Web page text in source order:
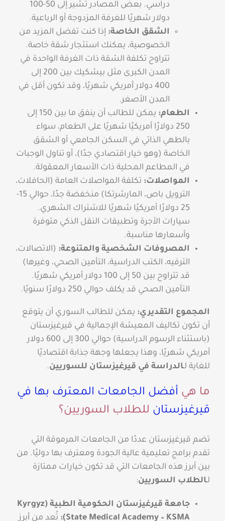
دراسي. بعض المصادر تشير إلى 50-100
دولار شهريًا للغرفة المزدوجة أو الرباعية.
الشقق الخاصة: إذا كنت تفضل المزيد من
الخصوصية، يمكنك استئجار شقة خاصة.
تتراوح تكلفة الشقة ذات الغرفة الواحدة في
المدن الكبرى مثل بيشكيك بين 200 إلى
400 دولار أمريكي شهريًا، وقد تكون أقل في
المدن الأصغر.
الطعام:
يمكن للطالب أن ينفق ما بين 150 إلى
250 دولارًا أمريكيًا شهريًا على الطعام، سواء
بالطهي الذاتي في السكن الجامعي أو الشقق
الخاصة (وهو خيار اقتصادي جدًا)، أو تناول الوجبات
في المطاعم المحلية ذات الأسعار المعقولة.
المواصلات: تكلفة المواصلات العامة (الحافلات،
الترويل باص، المارشرتكا) منخفضة جدًا، حوالي 15-
25 دولارًا أمريكيًا شهريًا للاشتراك الشهري.
سيارات الأجرة وتطبيقات النقل الذكي متوفرة
وأسعارها مناسبة.
المصروفات الشخصية والمتنوعة: (الاتصالات،
الترفيه، الكتب الدراسية، التأمين الصحي، وغيرها)
قد تتراوح بين 50 إلى 100 دولار أمريكي شهريًا.
التأمين الصحي قد يكلف حوالي 250 دولارًا سنويًا.
المجموع التقديري: يمكن للطالب السوري أن يتوقع
أن تكون تكاليف المعيشة الإجمالية في قيرغيزستان
(باستثناء الرسوم الدراسية) حوالي 300 إلى 600 دولار
أمريكي شهريًا، وهذا يجعلها وجهة جذابة اقتصاديًا
للغاية لـالدراسة في قيرغيزستان للسوريين.
ما هي أفضل الجامعات المعترف بها في
قيرغيزستان للطلاب السوريين؟
تضم قيرغيزستان عددًا من الجامعات المرموقة التي
تقدم برامج تعليمية عالية الجودة ومعترف بها دوليًا. من
بين أبرز هذه الجامعات التي قد تكون خيارات ممتازة
لـالطلاب السوريين:
جامعة قيرغيزستان الحكومية الطبية (Kyrgyz
State Medical Academy – KSMA):
تُعد من أبرز